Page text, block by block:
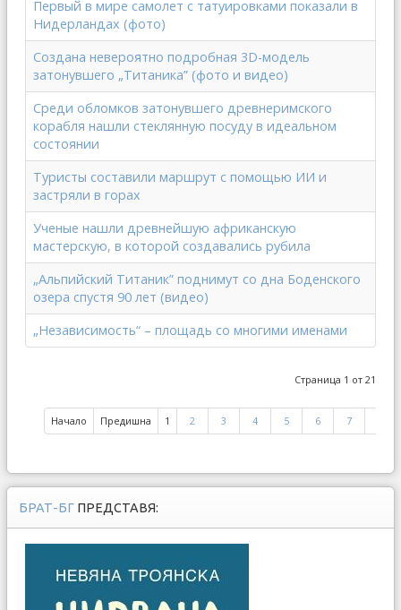
Первый в мире самолет с татуировками показали в
Нидерландах (фото)
Создана невероятно подробная 3D-модель
затонувшего „Титаника” (фото и видео)
Среди обломков затонувшего древнеримского
корабля нашли стеклянную посуду в идеальном
состоянии
Туристы составили маршрут с помощью ИИ и
застряли в горах
Ученые нашли древнейшую африканскую
мастерскую, в которой создавались рубила
„Альпийский Титаник” поднимут со дна Боденского
озера спустя 90 лет (видео)
„Независимость“ – площадь со многими именами
Страница 1 от 21
Начало Предишна 1 2 3 4 5 6 7
БРАТ-БГ ПРЕДСТАВЯ: